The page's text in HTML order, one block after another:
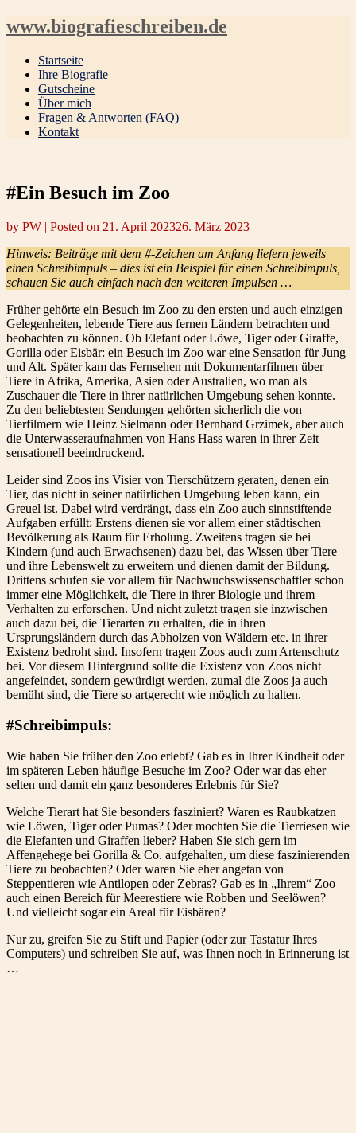
www.biografieschreiben.de
Startseite
Ihre Biografie
Gutscheine
Über mich
Fragen & Antworten (FAQ)
Kontakt
#Ein Besuch im Zoo
by PW | Posted on 21. April 202326. März 2023
Hinweis: Beiträge mit dem #-Zeichen am Anfang liefern jeweils
einen Schreibimpuls – dies ist ein Beispiel für einen Schreibimpuls,
schauen Sie auch einfach nach den weiteren Impulsen …
Früher gehörte ein Besuch im Zoo zu den ersten und auch einzigen
Gelegenheiten, lebende Tiere aus fernen Ländern betrachten und
beobachten zu können. Ob Elefant oder Löwe, Tiger oder Giraffe,
Gorilla oder Eisbär: ein Besuch im Zoo war eine Sensation für Jung
und Alt. Später kam das Fernsehen mit Dokumentarfilmen über
Tiere in Afrika, Amerika, Asien oder Australien, wo man als
Zuschauer die Tiere in ihrer natürlichen Umgebung sehen konnte.
Zu den beliebtesten Sendungen gehörten sicherlich die von
Tierfilmern wie Heinz Sielmann oder Bernhard Grzimek, aber auch
die Unterwasseraufnahmen von Hans Hass waren in ihrer Zeit
sensationell beeindruckend.
Leider sind Zoos ins Visier von Tierschützern geraten, denen ein
Tier, das nicht in seiner natürlichen Umgebung leben kann, ein
Greuel ist. Dabei wird verdrängt, dass ein Zoo auch sinnstiftende
Aufgaben erfüllt: Erstens dienen sie vor allem einer städtischen
Bevölkerung als Raum für Erholung. Zweitens tragen sie bei
Kindern (und auch Erwachsenen) dazu bei, das Wissen über Tiere
und ihre Lebenswelt zu erweitern und dienen damit der Bildung.
Drittens schufen sie vor allem für Nachwuchswissenschaftler schon
immer eine Möglichkeit, die Tiere in ihrer Biologie und ihrem
Verhalten zu erforschen. Und nicht zuletzt tragen sie inzwischen
auch dazu bei, die Tierarten zu erhalten, die in ihren
Ursprungsländern durch das Abholzen von Wäldern etc. in ihrer
Existenz bedroht sind. Insofern tragen Zoos auch zum Artenschutz
bei. Vor diesem Hintergrund sollte die Existenz von Zoos nicht
angefeindet, sondern gewürdigt werden, zumal die Zoos ja auch
bemüht sind, die Tiere so artgerecht wie möglich zu halten.
#Schreibimpuls:
Wie haben Sie früher den Zoo erlebt? Gab es in Ihrer Kindheit oder
im späteren Leben häufige Besuche im Zoo? Oder war das eher
selten und damit ein ganz besonderes Erlebnis für Sie?
Welche Tierart hat Sie besonders fasziniert? Waren es Raubkatzen
wie Löwen, Tiger oder Pumas? Oder mochten Sie die Tierriesen wie
die Elefanten und Giraffen lieber? Haben Sie sich gern im
Affengehege bei Gorilla & Co. aufgehalten, um diese faszinierenden
Tiere zu beobachten? Oder waren Sie eher angetan von
Steppentieren wie Antilopen oder Zebras? Gab es in „Ihrem“ Zoo
auch einen Bereich für Meerestiere wie Robben und Seelöwen?
Und vielleicht sogar ein Areal für Eisbären?
Nur zu, greifen Sie zu Stift und Papier (oder zur Tastatur Ihres
Computers) und schreiben Sie auf, was Ihnen noch in Erinnerung ist
…